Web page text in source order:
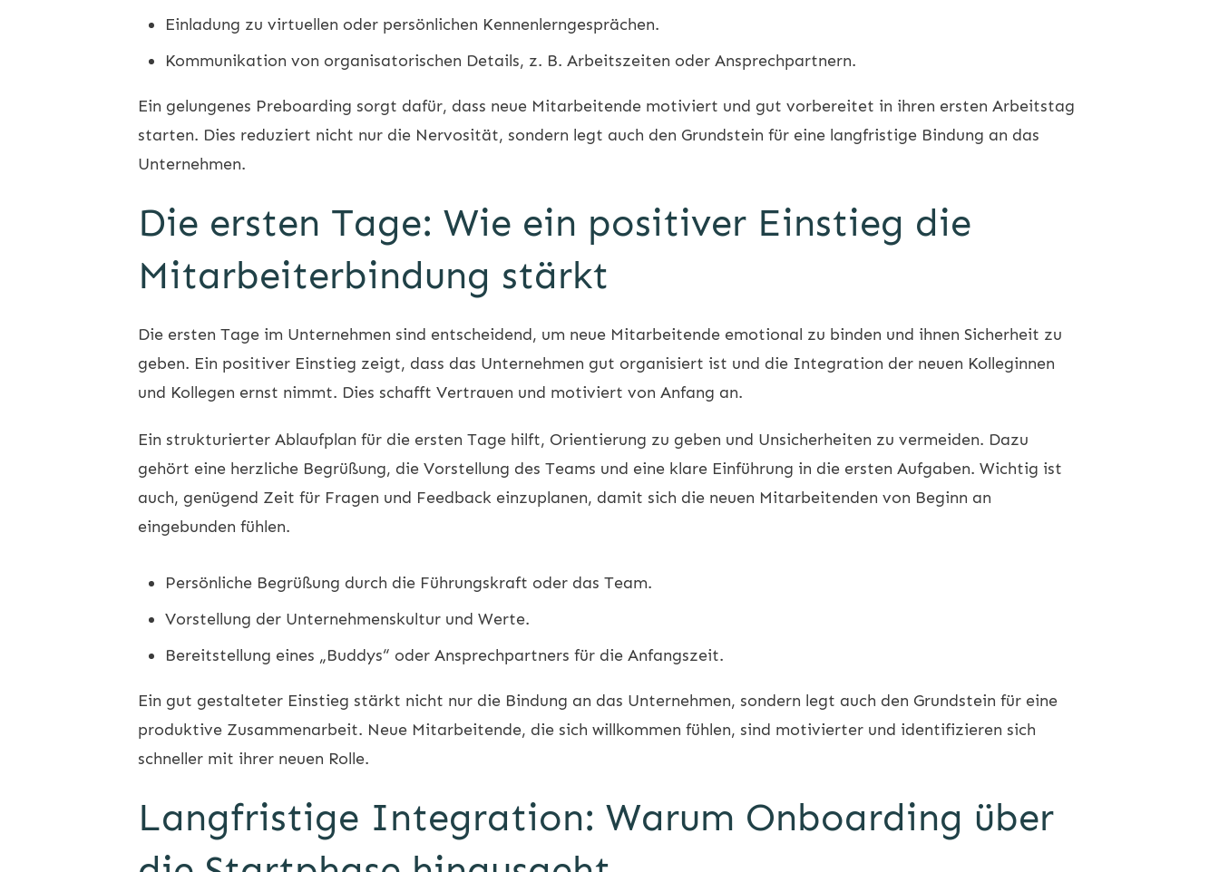
Einladung zu virtuellen oder persönlichen Kennenlerngesprächen.
Kommunikation von organisatorischen Details, z. B. Arbeitszeiten oder Ansprechpartnern.
Ein gelungenes Preboarding sorgt dafür, dass neue Mitarbeitende motiviert und gut vorbereitet in ihren ersten Arbeitstag
starten. Dies reduziert nicht nur die Nervosität, sondern legt auch den Grundstein für eine langfristige Bindung an das
Unternehmen.
Die ersten Tage: Wie ein positiver Einstieg die
Mitarbeiterbindung stärkt
Die ersten Tage im Unternehmen sind entscheidend, um neue Mitarbeitende emotional zu binden und ihnen Sicherheit zu
geben. Ein positiver Einstieg zeigt, dass das Unternehmen gut organisiert ist und die Integration der neuen Kolleginnen
und Kollegen ernst nimmt. Dies schafft Vertrauen und motiviert von Anfang an.
Ein strukturierter Ablaufplan für die ersten Tage hilft, Orientierung zu geben und Unsicherheiten zu vermeiden. Dazu
gehört eine herzliche Begrüßung, die Vorstellung des Teams und eine klare Einführung in die ersten Aufgaben. Wichtig ist
auch, genügend Zeit für Fragen und Feedback einzuplanen, damit sich die neuen Mitarbeitenden von Beginn an
eingebunden fühlen.
Persönliche Begrüßung durch die Führungskraft oder das Team.
Vorstellung der Unternehmenskultur und Werte.
Bereitstellung eines „Buddys“ oder Ansprechpartners für die Anfangszeit.
Ein gut gestalteter Einstieg stärkt nicht nur die Bindung an das Unternehmen, sondern legt auch den Grundstein für eine
produktive Zusammenarbeit. Neue Mitarbeitende, die sich willkommen fühlen, sind motivierter und identifizieren sich
schneller mit ihrer neuen Rolle.
Langfristige Integration: Warum Onboarding über